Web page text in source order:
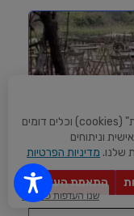
לידיעתכם, באתר זה נעשה שימוש ב"קבצי עוגיות" (cookies) וכלים דומים
וניתוחים
שלנו. מדיניות הפרטיות
התאמת העדפות
שנו העדפות פרטיות